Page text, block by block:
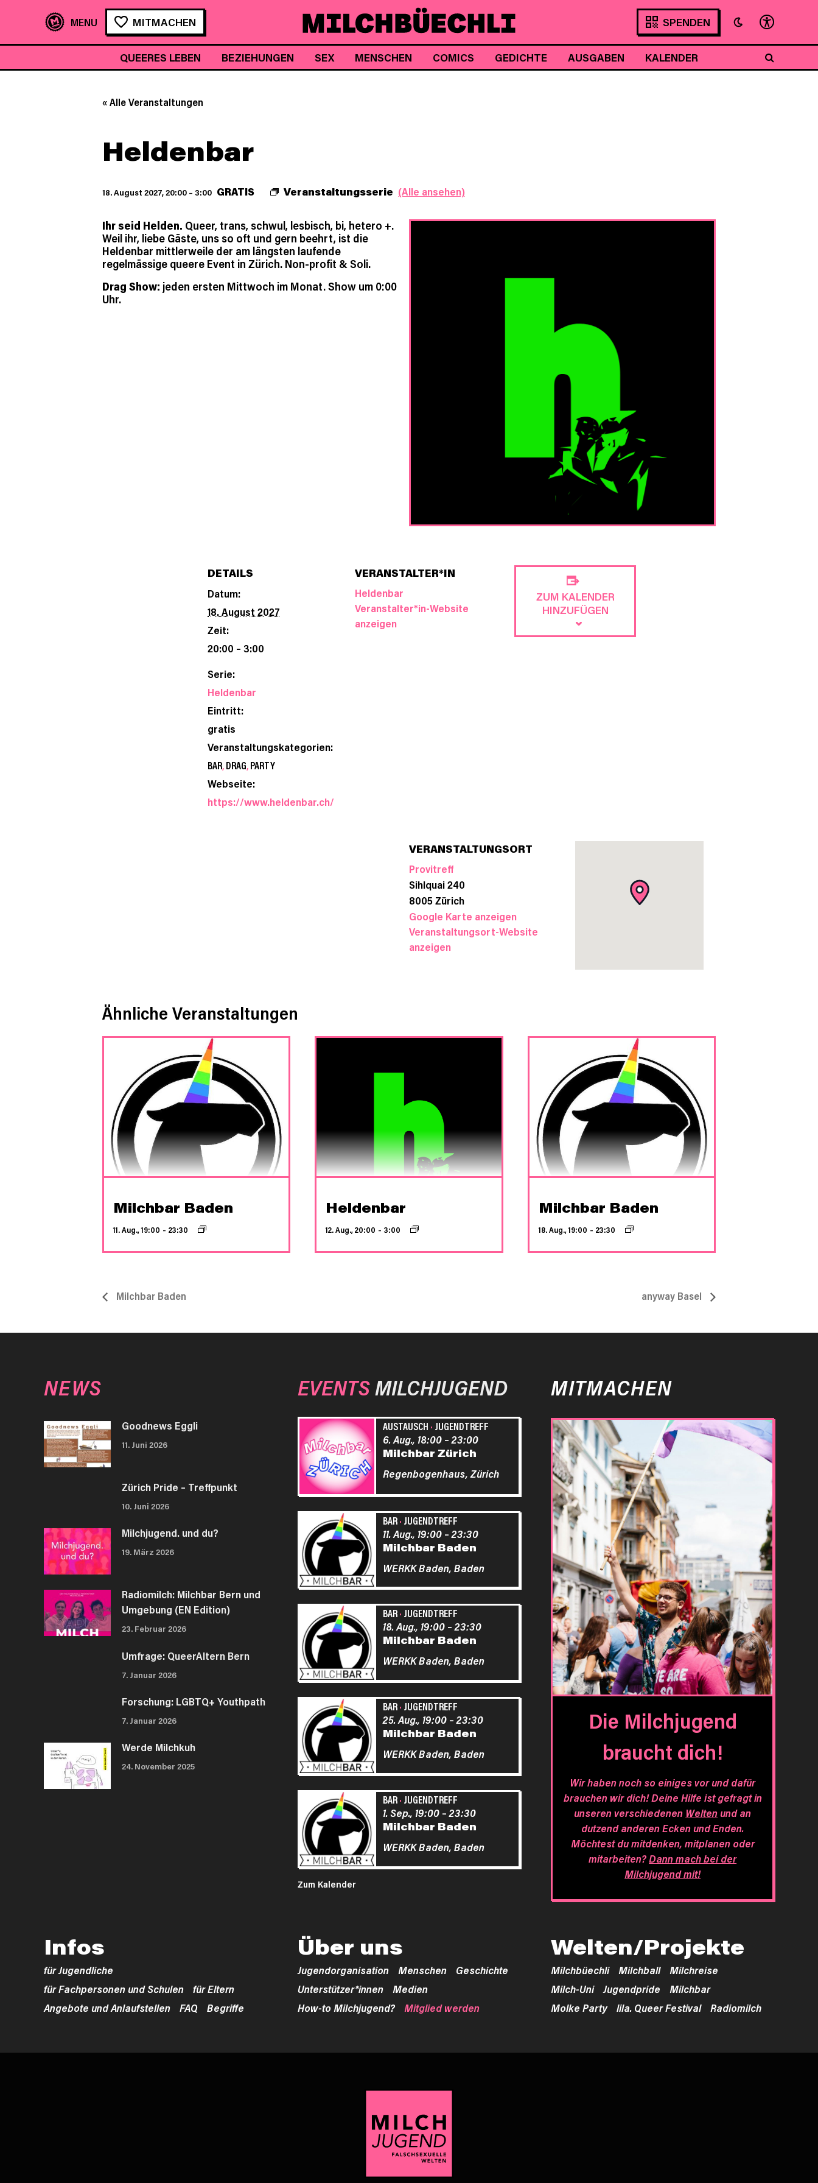
MITMACHEN SPENDEN
QUEERES LEBEN BEZIEHUNGEN SEX MENSCHEN COMICS GEDICHTE AUSGABEN KALENDER
« Alle Veranstaltungen
Heldenbar
18. August 2027, 20:00 – 3:00 Veranstaltungsserie (Alle ansehen)
GRATIS
Ihr seid Helden. Queer, trans, schwul, lesbisch, bi, hetero +.
Weil ihr, liebe Gäste, uns so oft und gern beehrt, ist die
Heldenbar mittlerweile der am längsten laufende
regelmässige queere Event in Zürich. Non-profit & Soli.
Drag Show: jeden ersten Mittwoch im Monat. Show um 0:00
Uhr.
ZUM KALENDER
HINZUFÜGEN
DETAILS
Datum:
18. August 2027
Zeit:
20:00 – 3:00
Serie:
Heldenbar
Eintritt:
gratis
Veranstaltungskategorien:
BAR,DRAG,PARTY
Webseite:
https://www.heldenbar.ch/
VERANSTALTER*IN
Heldenbar
Veranstalter*in-Website
anzeigen
VERANSTALTUNGSORT
Provitreff
Sihlquai 240
8005Zürich
Google Karte anzeigen
Veranstaltungsort-Website
anzeigen
Ähnliche Veranstaltungen
Milchbar Baden
11. Aug., 19:00 – 23:30
Heldenbar
12. Aug., 20:00 – 3:00
Milchbar Baden
18. Aug., 19:00 – 23:30
Milchbar Baden anyway Basel
NEWS
Goodnews Eggli
11. Juni 2026
Zürich Pride – Treffpunkt
10. Juni 2026
Milchjugend. und du?
19. März 2026
Radiomilch: Milchbar Bern und
Umgebung (EN Edition)
23. Februar 2026
Umfrage: QueerAltern Bern
7. Januar 2026
Forschung: LGBTQ+ Youthpath
7. Januar 2026
Werde Milchkuh
24. November 2025
EVENTSMILCHJUGEND
AUSTAUSCH · JUGENDTREFF
Milchbar Zürich
6. Aug., 18:00 –23:00
Regenbogenhaus,Zürich
BAR· JUGENDTREFF
Milchbar Baden
11. Aug., 19:00 –23:30
WERKK Baden,Baden
BAR· JUGENDTREFF
Milchbar Baden
18. Aug., 19:00 –23:30
WERKK Baden,Baden
BAR· JUGENDTREFF
Milchbar Baden
25. Aug., 19:00 –23:30
WERKK Baden,Baden
BAR· JUGENDTREFF
Milchbar Baden
1. Sep., 19:00 –23:30
WERKK Baden,Baden
Zum Kalender
MITMACHEN
Die Milchjugend
braucht dich!
Wir haben noch so einiges vor und dafür
brauchen wir dich! Deine Hilfe ist gefragt in
unseren verschiedenen Weltenund an
dutzend anderen Ecken und Enden.
Möchtest du mitdenken, mitplanen oder
mitarbeiten?Dann mach bei der
Milchjugend mit!
Infos
für Jugendliche
für Fachpersonen und Schulen
für Eltern
Angebote und Anlaufstellen
FAQ Begriffe
Über uns
Jugendorganisation Menschen
Geschichte
Unterstützer*innen
Medien
How-to Milchjugend?
Mitglied werden
Welten/Projekte
Milchbüechli Milchball
Milchreise
Milch-Uni
Jugendpride
Milchbar
Molke Party
lila. Queer Festival Radiomilch